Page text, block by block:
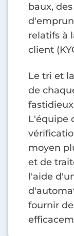
baux,
relatifs à
client
Le tri et
de
L'équipe
moyen
et de
l'aide
fournir